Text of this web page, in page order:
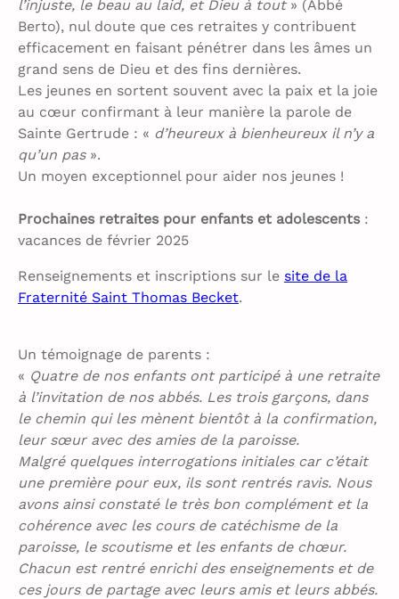
l’injuste, le beau au laid, et Dieu à tout» (Abbé
Berto), nul doute que ces retraites y contribuent
efficacement en faisant pénétrer dans les âmes un
grand sens de Dieu et des fins dernières.
Les jeunes en sortent souvent avec la paix et la joie
au cœur confirmant à leur manière la parole de
Sainte Gertrude : « d’heureux à bienheureux il n’y a
qu’un pas».
Un moyen exceptionnel pour aider nos jeunes !
Prochaines retraites pour enfants et adolescents:
vacances de février 2025
Renseignements et inscriptions sur le site de la
Fraternité Saint Thomas Becket.
Un témoignage de parents :
« Quatre de nos enfants ont participé à une retraite
à l’invitation de nos abbés. Les trois garçons, dans
le chemin qui les mènent bientôt à la confirmation,
leur sœur avec des amies de la paroisse.
Malgré quelques interrogations initiales car c’était
une première pour eux, ils sont rentrés ravis. Nous
avons ainsi constaté le très bon complément et la
cohérence avec les cours de catéchisme de la
paroisse, le scoutisme et les enfants de chœur.
Chacun est rentré enrichi des enseignements et de
ces jours de partage avec leurs amis et leurs abbés.